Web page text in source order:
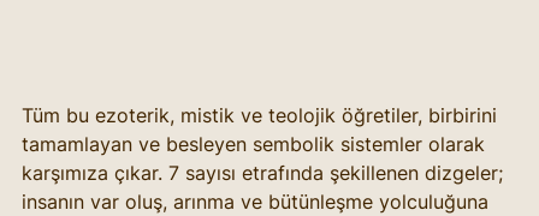
Tüm bu ezoterik, mistik ve teolojik öğretiler, birbirini
tamamlayan ve besleyen sembolik sistemler olarak
karşımıza çıkar. 7 sayısı etrafında şekillenen dizgeler;
insanın var oluş, arınma ve bütünleşme yolculuğuna